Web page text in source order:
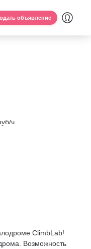
объявление
ClimbLab!
Возможность